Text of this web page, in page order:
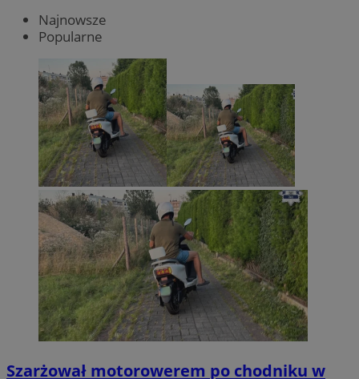
Najnowsze
Popularne
Szarżował motorowerem po chodniku w